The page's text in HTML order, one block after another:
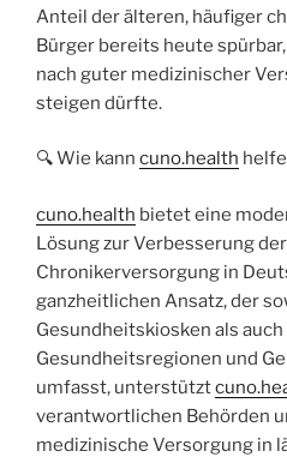
Anteil der älteren, häufiger
Bürger bereits heute
nach guter medizinischer
steigen dürfte.
🔍 Wie kann cuno.health
cuno.health bietet eine
Lösung zur Verbesserung
Chronikerversorgung in
ganzheitlichen Ansatz, der
Gesundheitskiosken als
Gesundheitsregionen und
umfasst, unterstützt
verantwortlichen Behörden
medizinische Versorgung in